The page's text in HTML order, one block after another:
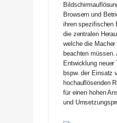
Browsern und
ihren spezifischen
die zentralen
welche die
beachten müssen.
Entwicklung neuer
bspw. der Einsatz
hochauflösenden
für einen hohen
und